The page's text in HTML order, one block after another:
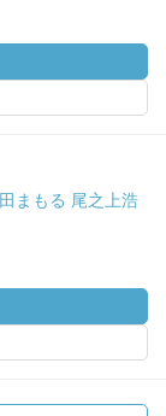
まもる 尾之上浩